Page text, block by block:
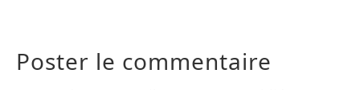
Poster le commentaire